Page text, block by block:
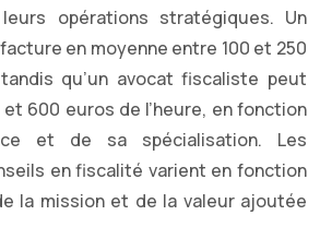
opérations stratégiques. Un
en moyenne entre 100 et 250
qu’un avocat fiscaliste peut
600 euros de l’heure, en fonction
et de sa spécialisation. Les
en fiscalité varient en fonction
la mission et de la valeur ajoutée